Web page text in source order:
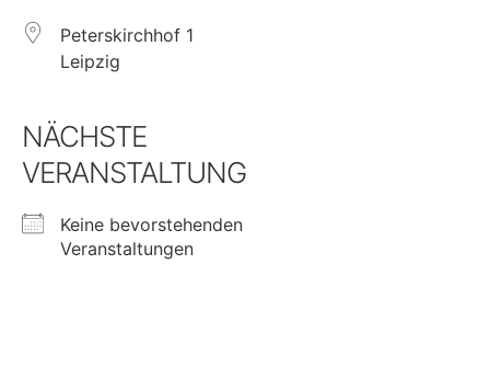
Peterskirchhof 1
Leipzig
NÄCHSTE
VERANSTALTUNG
Keine bevorstehenden
Veranstaltungen